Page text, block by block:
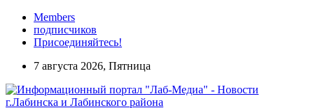
Members
подписчиков
Присоединяйтесь!
7 августа 2026, Пятница